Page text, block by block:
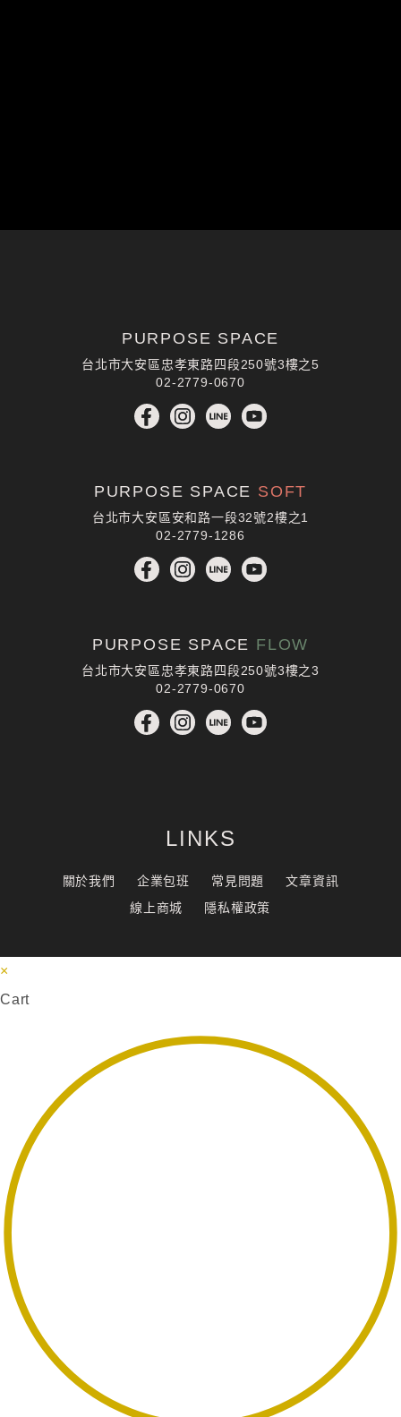
預約體驗
PURPOSE SPACE
台北市大安區忠孝東路四段250號3樓之5
02-2779-0670
PURPOSE SPACE SOFT
台北市大安區安和路一段32號2樓之1
02-2779-1286
PURPOSE SPACE FLOW
台北市大安區忠孝東路四段250號3樓之3
02-2779-0670
LINKS
關於我們 企業包班 常見問題
文章資訊
線上商城
隱私權政策
×
Cart